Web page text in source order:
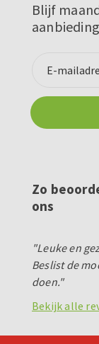
Blijf
Zo
ons
"Leuke en
Beslist de
doen."
Bekijk alle